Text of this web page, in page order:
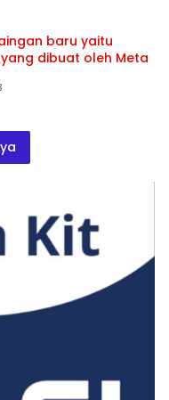
baru yaitu
dibuat oleh Meta